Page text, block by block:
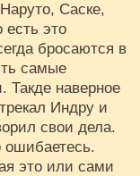
Саске,
это
бросаются в
самые
Такде наверное
Индру и
свои дела.
это или сами